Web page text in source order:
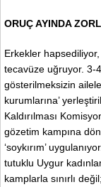
ORUÇ AYINDA
Erkekler
tecavüze uğruyor. 3-
gösterilmeksizin
kurumlarına’
Kaldırılması
gözetim kampına
‘soykırım’
tutuklu Uygur
kamplarla sınırlı